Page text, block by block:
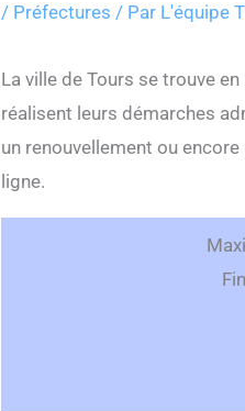
/ Préfectures / Par L'équipe
La ville de Tours se trouve
réalisent leurs démarches
un renouvellement ou
ligne.